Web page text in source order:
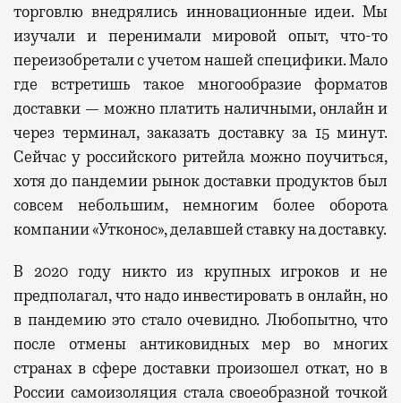
торговлю внедрялись инновационные идеи. Мы
изучали и перенимали мировой опыт, что-то
переизобретали с учетом нашей специфики.Мало
где встретишь такое многообразие форматов
доставки — можно платить наличными, онлайн и
через терминал, заказать доставку за 15 минут.
Сейчас у российского ритейла можно поучиться,
хотя до пандемии рынок доставки продуктов был
совсем небольшим, немногим более оборота
компании «Утконос», делавшей ставку на доставку.
В 2020 году никто из крупных игроков и не
предполагал, что надо инвестировать в онлайн, но
в пандемию это стало очевидно. Любопытно, что
после отмены антиковидных мер во многих
странах в сфере доставки произошел откат, но в
России самоизоляция стала своеобразной точкой